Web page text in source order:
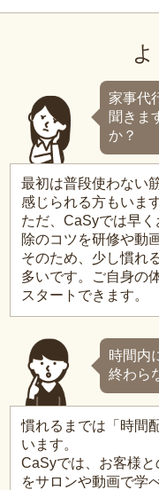
家事代
聞きま
か？
最初は普段使わない
感じられる方もいます
ただ、CaSyでは早
除のコツを研修や動
そのため、少し慣れ
多いです。ご自身の
スタートできます。
時間内
終わら
慣れるまでは「時間
います。
CaSyでは、お客様
をサロンや動画で学